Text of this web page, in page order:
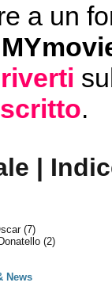
a un
.
|
(7)
(2)
News